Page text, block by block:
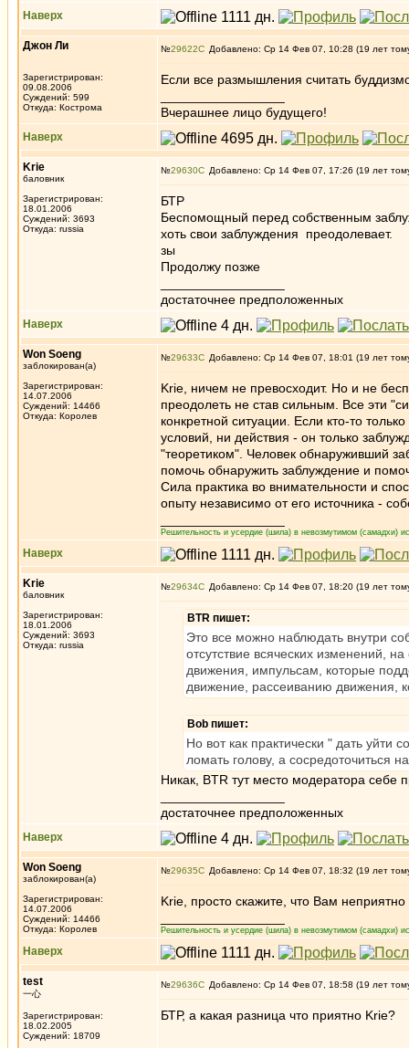
Наверх
Джон Ли
Зарегистрирован:
09.08.2006
Суждений: 599
Откуда: Кострома
№29622 Добавлено: Ср 14 Фев 07, 10:28 (19 лет
Если все размышления считать
Вчерашнее лицо будущего!
Наверх
Krie
баловник
Зарегистрирован:
18.01.2006
Суждений: 3693
Откуда: russia
№29630 Добавлено: Ср 14 Фев 07, 17:26 (19 лет
БТР
Беспомощный перед собственным
хоть свои заблуждения преодолевает.
зы
Продолжу позже
достаточнее предположенных
Наверх
Won Soeng
заблокирован(а)
Зарегистрирован:
14.07.2006
Суждений: 14466
Откуда: Королев
№29633 Добавлено: Ср 14 Фев 07, 18:01 (19 лет
Krie, ничем не превосходит. Но и не
преодолеть не став сильным. Все эти
конкретной ситуации. Если кто-то
условий, ни действия - он только
"теоретиком". Человек обнаруживший
помочь обнаружить заблуждение и
Сила практика во внимательности и
опыту независимо от его источника -
Решительность и усердие (шила) в невозмутимом (самадхи)
Наверх
Krie
баловник
Зарегистрирован:
18.01.2006
Суждений: 3693
Откуда: russia
№29634 Добавлено: Ср 14 Фев 07, 18:20 (19 лет
BTR пишет:
Это все можно наблюдать внутри
отсутствие всяческих изменений,
движения, импульсам, которые
движение, рассеиванию движения,
Bob пишет:
Но вот как практически " дать
ломать голову, а сосредоточиться
Никак, BTR тут место модератора
достаточнее предположенных
Наверх
Won Soeng
заблокирован(а)
Зарегистрирован:
14.07.2006
Суждений: 14466
Откуда: Королев
№29635 Добавлено: Ср 14 Фев 07, 18:32 (19 лет
Krie, просто скажите, что Вам
Решительность и усердие (шила) в невозмутимом (самадхи)
Наверх
test
一心
Зарегистрирован:
18.02.2005
Суждений: 18709
№29636 Добавлено: Ср 14 Фев 07, 18:58 (19 лет
БТР, а какая разница что приятно Krie?